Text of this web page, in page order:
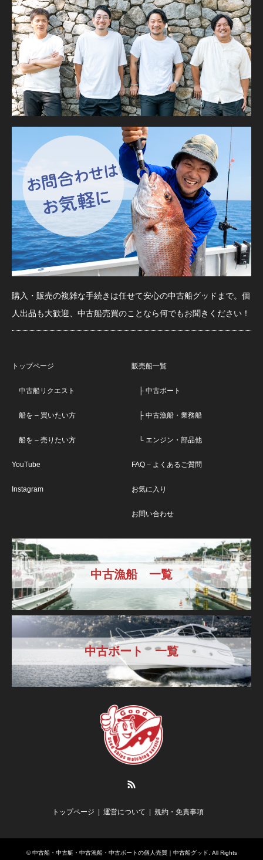
購入・販売の複雑な手続きは任せて安心の中古船グッドまで。個
人出品も大歓迎、中古船売買のことなら何でもお聞きください！
トップページ
中古船リクエスト
船を – 買いたい方
船を – 売りたい方
YouTube
Instagram
販売船一覧
├ 中古ボート
├ 中古漁船・業務船
└ エンジン・部品他
FAQ – よくあるご質問
お気に入り
お問い合わせ
中古漁船 一覧
中古ボート 一覧
トップページ 運営について 規約・免責事項
©中古船・中古艇・中古漁船・中古ボートの個人売買｜中古船グッド . All Rights